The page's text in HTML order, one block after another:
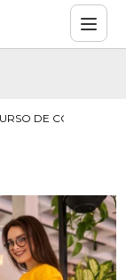
DE COACH